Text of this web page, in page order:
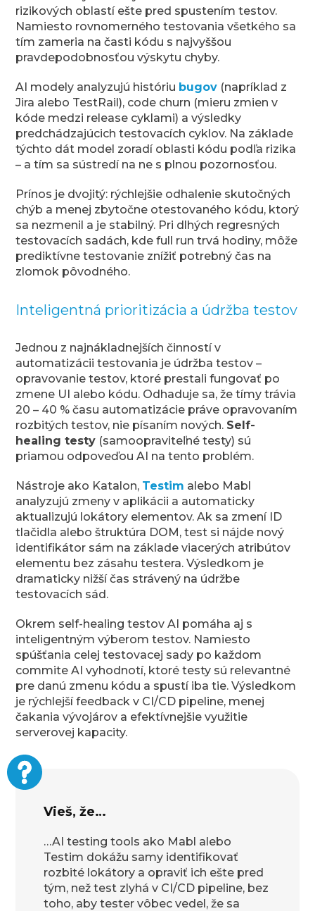
rizikových oblastí ešte pred spustením testov.
Namiesto rovnomerného testovania všetkého sa
tím zameria na časti kódu s najvyššou
pravdepodobnosťou výskytu chyby.
AI modely analyzujú históriu bugov (napríklad z
Jira alebo TestRail), code churn (mieru zmien v
kóde medzi release cyklami) a výsledky
predchádzajúcich testovacích cyklov. Na základe
týchto dát model zoradí oblasti kódu podľa rizika
– a tím sa sústredí na ne s plnou pozornosťou.
Prínos je dvojitý: rýchlejšie odhalenie skutočných
chýb a menej zbytočne otestovaného kódu, ktorý
sa nezmenil a je stabilný. Pri dlhých regresných
testovacích sadách, kde full run trvá hodiny, môže
prediktívne testovanie znížiť potrebný čas na
zlomok pôvodného.
Inteligentná prioritizácia a údržba testov
Jednou z najnákladnejších činností v
automatizácii testovania je údržba testov –
opravovanie testov, ktoré prestali fungovať po
zmene UI alebo kódu. Odhaduje sa, že tímy trávia
20 – 40 % času automatizácie práve opravovaním
rozbitých testov, nie písaním nových. Self-
healing testy (samoopraviteľné testy) sú
priamou odpoveďou AI na tento problém.
Nástroje ako Katalon, Testim alebo Mabl
analyzujú zmeny v aplikácii a automaticky
aktualizujú lokátory elementov. Ak sa zmení ID
tlačidla alebo štruktúra DOM, test si nájde nový
identifikátor sám na základe viacerých atribútov
elementu bez zásahu testera. Výsledkom je
dramaticky nižší čas strávený na údržbe
testovacích sád.
Okrem self-healing testov AI pomáha aj s
inteligentným výberom testov. Namiesto
spúšťania celej testovacej sady po každom
commite AI vyhodnotí, ktoré testy sú relevantné
pre danú zmenu kódu a spustí iba tie. Výsledkom
je rýchlejší feedback v CI/CD pipeline, menej
čakania vývojárov a efektívnejšie využitie
serverovej kapacity.
Vieš, že…
…AI testing tools ako Mabl alebo
Testim dokážu samy identifikovať
rozbité lokátory a opraviť ich ešte pred
tým, než test zlyhá v CI/CD pipeline, bez
toho, aby tester vôbec vedel, že sa